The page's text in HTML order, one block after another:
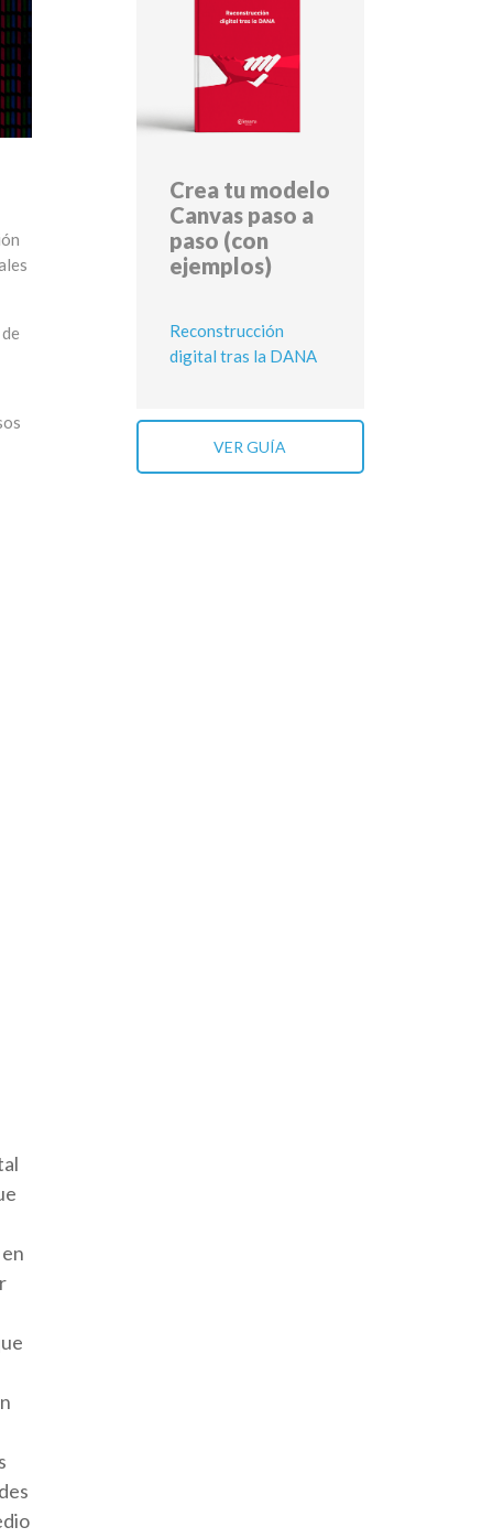
Crea tu modelo
Canvas paso a
paso (con
ejemplos)
Reconstrucción
digital tras la DANA
VER GUÍA